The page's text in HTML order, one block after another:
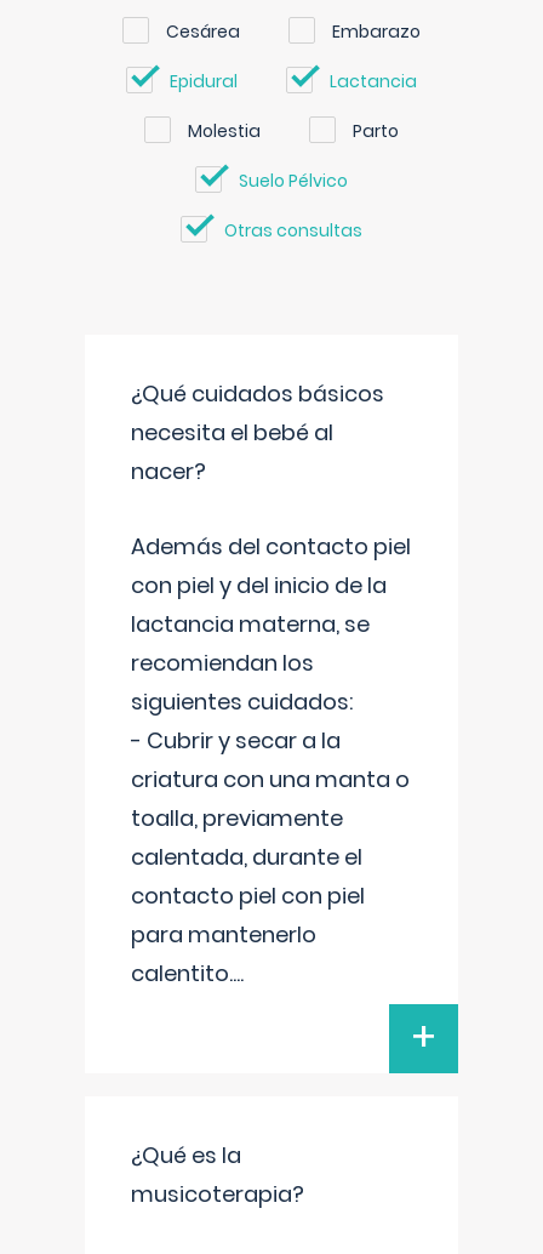
Cesárea Embarazo
Epidural Lactancia
Molestia Parto
Suelo Pélvico
Otras consultas
¿Qué cuidados básicos
necesita el bebé al
nacer?
Además del contacto piel
con piel y del inicio de la
lactancia materna, se
recomiendan los
siguientes cuidados:
- Cubrir y secar a la
criatura con una manta o
toalla, previamente
calentada, durante el
contacto piel con piel
para mantenerlo
calentito....
+
¿Qué es la
musicoterapia?